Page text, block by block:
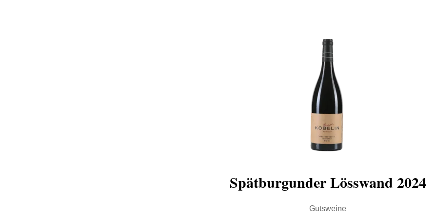
Spätburgunder Lösswand 2024
Gutsweine